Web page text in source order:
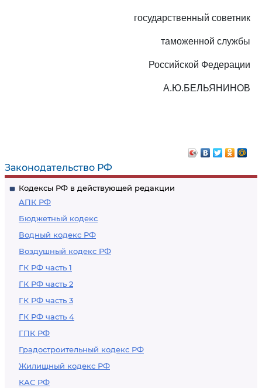
Законодательство РФ
Кодексы РФ в действующей редакции
АПК РФ
Бюджетный кодекс
Водный кодекс РФ
Воздушный кодекс РФ
ГК РФ часть 1
ГК РФ часть 2
ГК РФ часть 3
ГК РФ часть 4
ГПК РФ
Градостроительный кодекс РФ
Жилищный кодекс РФ
КАС РФ
государственный советник
таможенной службы
Российской Федерации
А.Ю.БЕЛЬЯНИНОВ